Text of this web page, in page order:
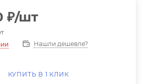
₽/шт
Нашли дешевле?
КУПИТЬ В 1 КЛИК